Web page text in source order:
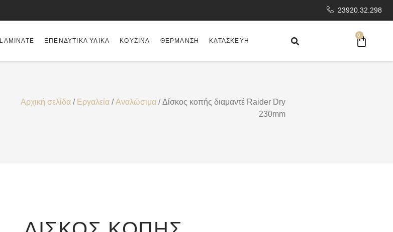
23920.32.298
LAMINATE ΕΠΕΝΔΥΤΙΚΆ ΥΛΙΚΆ ΚΟΥΖΊΝΑ ΘΈΡΜΑΝΣΗ ΚΑΤΑΣΚΕΥΉ
0
Αρχική σελίδα / Εργαλεία /Αναλώσιμα / Δίσκος κοπής διαμαντέ Raider Dry
230mm